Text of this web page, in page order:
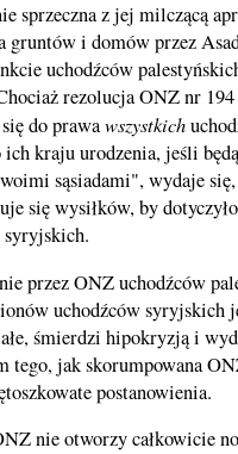
sprzeczna z jej milczącą
gruntów i domów przez
uchodźców
rezolucja ONZ nr
do prawawszystkich
ich kraju urodzenia, jeśli
sąsiadami", wydaje
się wysiłków, by
syryjskich.
przez ONZ uchodźców
uchodźców syryjskich
śmierdzi hipokryzją i
tego, jak skorumpowana
postanowienia.
nie otworzy całkowicie